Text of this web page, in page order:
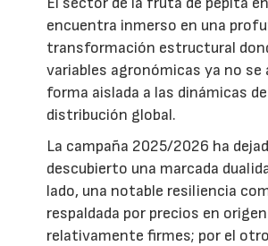
encuentra inmerso en una
transformación estructural
variables agronómicas ya no se
forma aislada a las dinámicas
distribución global.
La campaña 2025/2026 ha
descubierto una marcada
lado, una notable resiliencia
respaldada por precios en origen
relativamente firmes; por el